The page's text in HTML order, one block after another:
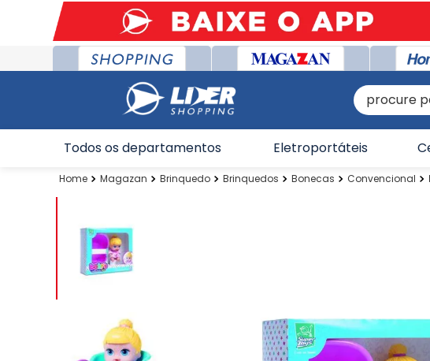
procure por
Todos os departamentos Eletroportáteis
Magazan Brinquedo Brinquedos Bonecas Convencional